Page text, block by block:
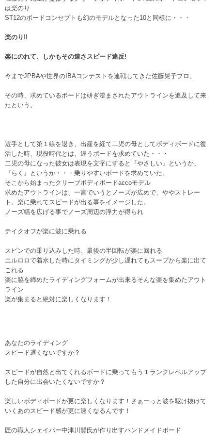
は楽のり
ST12のボードコンセプトも幻のモデルとなった10と同様に・・・
楽のり!!
楽にのれて、しかもその速さスピード違反!
今までJPBAや世界のIBAコンテストを連戦してきた佐藤晃子プロ。
その時、求めているボードは研ぎ澄まされたアウトラインを追及して来
たという。
選手として第１線を退き、出産を経て二児の母としてボディボードに復
活した時、現役時代とは、違うボードを求めていた・・・
二児の母になった彼女は表現を文字にすると『やさしい』というか、
『らく』というか・・・乗りやすいボードを求めていた。
そこから始まったクリーブボディボードaccoモデル
求めたアウトラインは、一言でいうとノーズが広めで、ややストレー
ト。楽に乗れてスピードが出る事をイメージした。
ノーズ幅を広げる事でノーズ周辺の浮力が得られ
テイクオフが楽に波に乗れる
スピンでの乗り込みした時、最後の半回転が楽に回れる
エルロロで着水した時にタイミングが少し遅れてもスープから楽に出て
これる
楽に脇を締めたライディングフォームが出来るそんな楽を集めたアウト
ライン
楽が集まると絶対に楽しくなります！
あなたのライディング
スピード遅くないですか？
スピードが自然と出てくれるボードに乗ってもう１ランクレベルアップ
した自分に出会いたくないですか？
楽しいボディボードが更に楽しくなります！さぁーっと波を駆け抜けて
いくあのスピード感が更に速くなるんです！
匠の職人シェイパー中津川賢氏が作り出すハンドメイドボード